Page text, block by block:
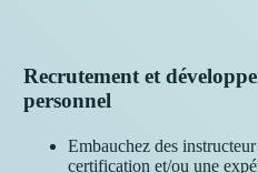
Recrutement et
personnel
Embauchez des
certification et/ou une